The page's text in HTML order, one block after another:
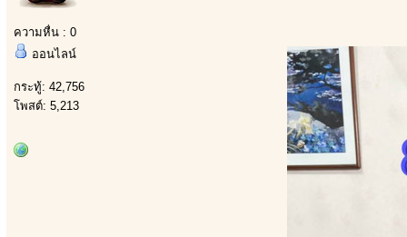
ความหื่น : 0
ออนไลน์
กระทู้: 42,756
โพสต์: 5,213